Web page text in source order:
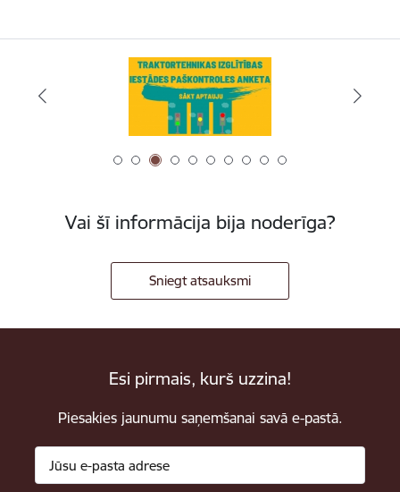
Vai šī informācija bija noderīga?
Sniegt atsauksmi
Esi pirmais, kurš uzzina!
Piesakies jaunumu saņemšanai savā e-pastā.